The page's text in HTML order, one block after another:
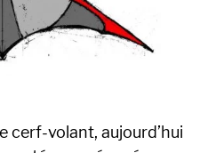
cerf-volant, aujourd’hui